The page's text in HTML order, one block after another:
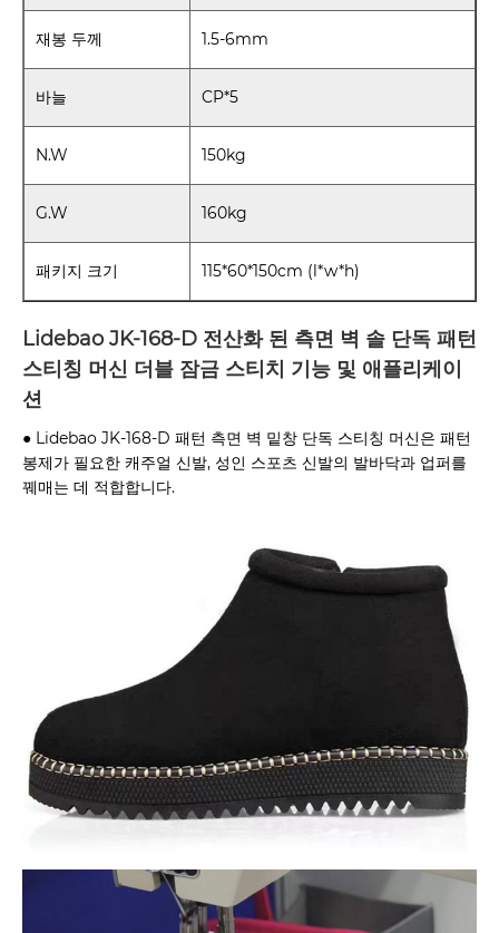
재봉 두께 1.5-6mm
바늘 CP*5
N.W 150kg
G.W 160kg
패키지 크기 115*60*150cm (l*w*h)
Lidebao JK-168-D 전산화 된 측면 벽 솔 단독 패턴
스티칭 머신 더블 잠금 스티치 기능 및 애플리케이
션
● Lidebao JK-168-D 패턴 측면 벽 밑창 단독 스티칭 머신은 패턴
봉제가 필요한 캐주얼 신발, 성인 스포츠 신발의 발바닥과 업퍼를
꿰매는 데 적합합니다.